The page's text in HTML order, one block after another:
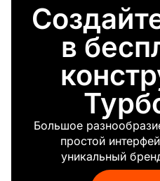
в
Большое
простой
уникальный